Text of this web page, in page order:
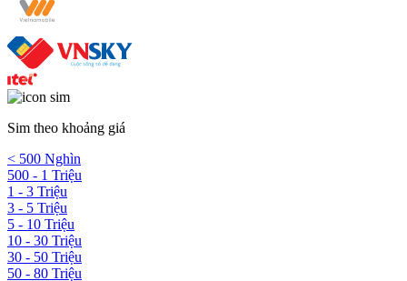
Sim theo khoảng giá
< 500 Nghìn
500 - 1 Triệu
1 - 3 Triệu
3 - 5 Triệu
5 - 10 Triệu
10 - 30 Triệu
30 - 50 Triệu
50 - 80 Triệu